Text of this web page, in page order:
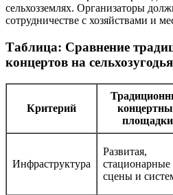
сельхозземлях. Организаторы
сотрудничестве с хозяйствами и
Таблица: Сравнение
концертов на
Критерий
площадки
Инфраструктура
Развитая,
стационарные
сцены и